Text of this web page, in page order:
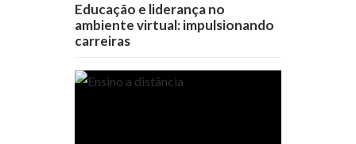
Educação e liderança no
ambiente virtual: impulsionando
carreiras